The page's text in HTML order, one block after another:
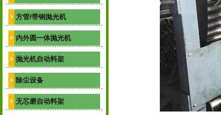
方管/带钢抛光机
内外圆一体抛光机
抛光机自动料架
除尘设备
无芯磨自动料架